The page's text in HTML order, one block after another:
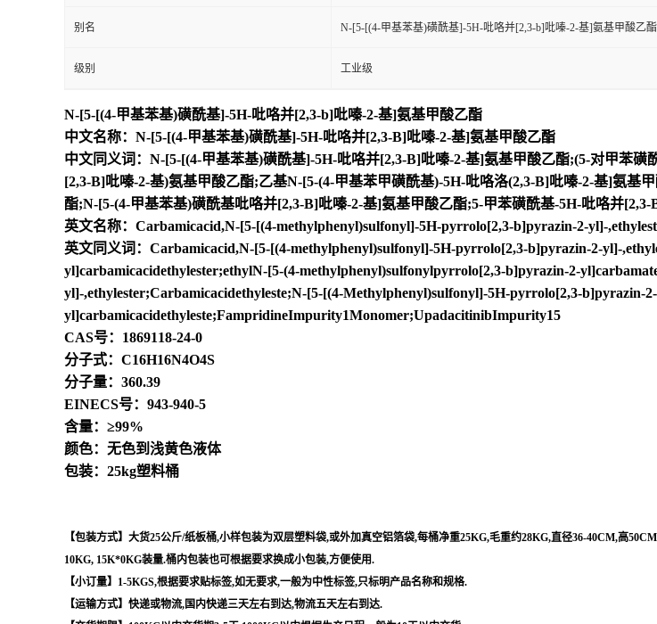
别名 N-[5-[(4-甲基苯基)磺酰基]-5H-吡咯并[2,3-b]吡嗪-2-基]氨基甲酸乙酯
级别 工业级
N-[5-[(4-甲基苯基)磺酰基]-5H-吡咯并[2,3-b]吡嗪-2-基]氨基甲酸乙酯
中文名称：N-[5-[(4-甲基苯基)磺酰基]-5H-吡咯并[2,3-B]吡嗪-2-基]氨基甲酸乙酯
中文同义词：N-[5-[(4-甲基苯基)磺酰基]-5H-吡咯并[2,3-B]吡嗪-2-基]氨基甲酸乙酯;(5-对甲苯
[2,3-B]吡嗪-2-基)氨基甲酸乙酯;乙基N-[5-(4-甲基苯甲磺酰基)-5H-吡咯洛(2,3-B]吡嗪-2-基]氨基
酯;N-[5-(4-甲基苯基)磺酰基吡咯并[2,3-B]吡嗪-2-基]氨基甲酸乙酯;5-甲苯磺酰基-5H-吡咯并
英文名称：Carbamicacid,N-[5-[(4-methylphenyl)sulfonyl]-5H-pyrrolo[2,3-b]pyrazin-2-yl]-
英文同义词：Carbamicacid,N-[5-[(4-methylphenyl)sulfonyl]-5H-pyrrolo[2,3-b]pyrazin-2-yl]-
yl]carbamicacidethylester;ethylN-[5-(4-methylphenyl)sulfonylpyrrolo[2,3-b]pyrazin-2-
yl]-,ethylester;Carbamicacidethyleste;N-[5-[(4-Methylphenyl)sulfonyl]-5H-pyrrolo[2,3-b]pyrazin-2-
yl]carbamicacidethyleste;FampridineImpurity1Monomer;UpadacitinibImpurity15
CAS号：1869118-24-0
分子式：C16H16N4O4S
分子量：360.39
EINECS号：943-940-5
含量：≥99%
颜色：无色到浅黄色液体
包装：25kg塑料桶
【包装方式】大货25公斤/纸板桶,小样包装为双层塑料袋,或外加真空铝箔袋,每桶净重25KG,毛重约28KG,直径36-40CM,高
10KG, 15K*0KG装量.桶内包装也可根据要求换成小包装,方便使用.
【小订量】1-5KGS,根据要求贴标签,如无要求,一般为中性标签,只标明产品名称和规格.
【运输方式】快递或物流,国内快递三天左右到达,物流五天左右到达.